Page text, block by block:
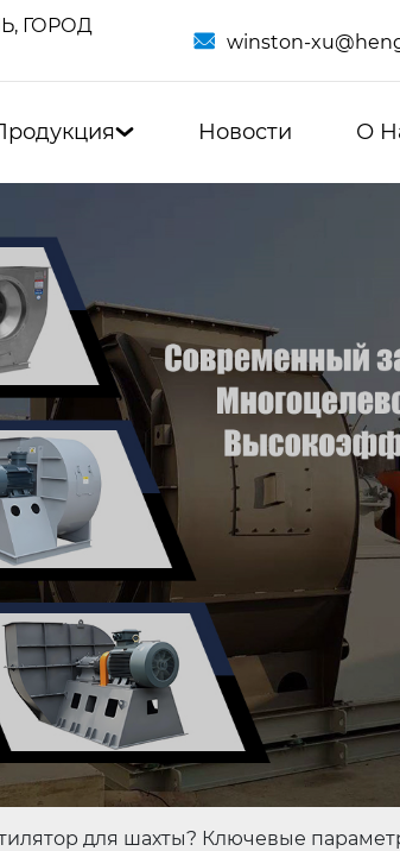
ГОРОД
 winston-
 Новости О
для шахты? Ключевые